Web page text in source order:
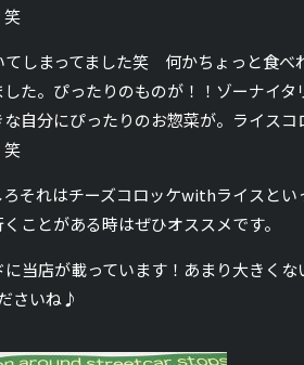
笑
てしまってました笑 何かちょっと食べ
た。ぴったりのものが！！ゾーナイタ
自分にぴったりのお惣菜が。ライスコ
笑
それはチーズコロッケwithライスとい
ことがある時はぜひオススメです。
当店が載っています！あまり大きくな
さいね♪